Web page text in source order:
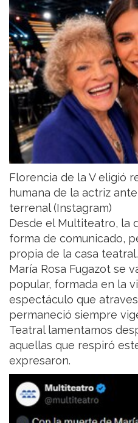
Florencia de la V eligió
humana de la actriz
terrenal (Instagram)
Desde el Multiteatro, la
forma de comunicado,
propia de la casa
María Rosa Fugazot se
popular, formada en la
espectáculo que
permaneció siempre
Teatral lamentamos
aquellas que respiró
expresaron.